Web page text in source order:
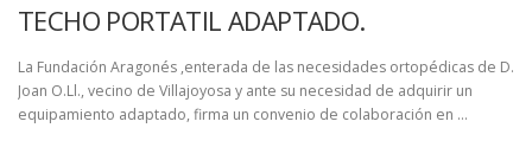
TECHO PORTATIL ADAPTADO.
La Fundación Aragonés ,enterada de las necesidades ortopédicas de D.
Joan O.Ll., vecino de Villajoyosa y ante su necesidad de adquirir un
equipamiento adaptado, firma un convenio de colaboración en …